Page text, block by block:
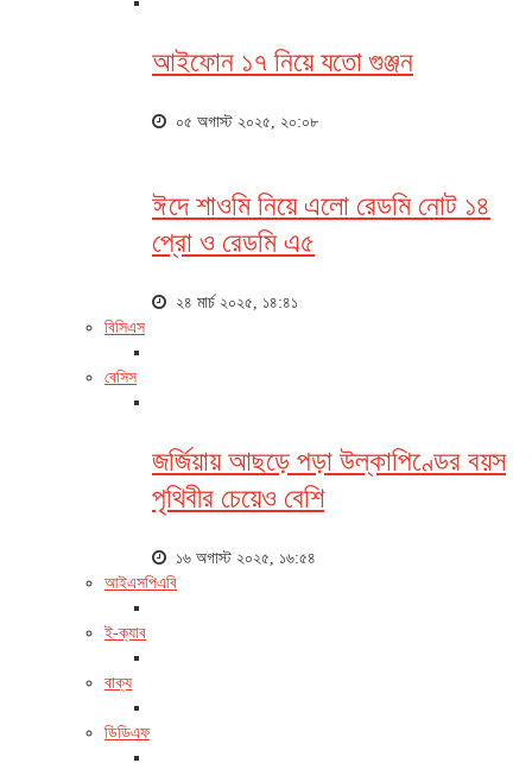
আইফোন ১৭ নিয়ে যতো গুঞ্জন
০৫ অগাস্ট ২০২৫, ২০:০৮
ঈদে শাওমি নিয়ে এলো রেডমি নোট ১৪
প্রো ও রেডমি এ৫
২৪ মার্চ ২০২৫, ১৪:৪১
বিসিএস
বেসিস
জর্জিয়ায় আছড়ে পড়া উল্কাপিণ্ডের বয়স
পৃথিবীর চেয়েও বেশি
১৬ অগাস্ট ২০২৫, ১৬:৫৪
আইএসপিএবি
ই-ক্যাব
বাক্য
ডিডিএফ